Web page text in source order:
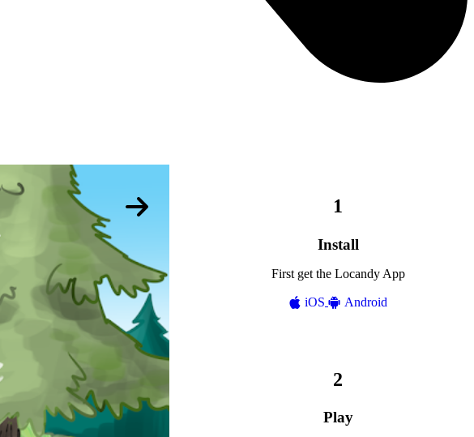
Install
First get the Locandy App
iOS Android
Play